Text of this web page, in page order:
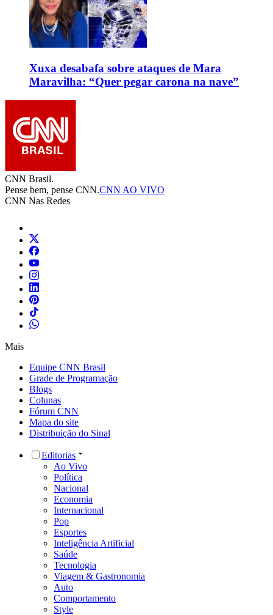
Xuxa desabafa sobre ataques de Mara
Maravilha: “Quer pegar carona na nave”
CNN Brasil.
Pense bem, pense CNN.CNN AO VIVO
CNN Nas Redes
Mais
Equipe CNN Brasil
Grade de Programação
Blogs
Colunas
Fórum CNN
Mapa do site
Distribuição do Sinal
Editorias
Ao Vivo
Política
Nacional
Economia
Internacional
Pop
Esportes
Inteligência Artificial
Saúde
Tecnologia
Viagem & Gastronomia
Auto
Comportamento
Style